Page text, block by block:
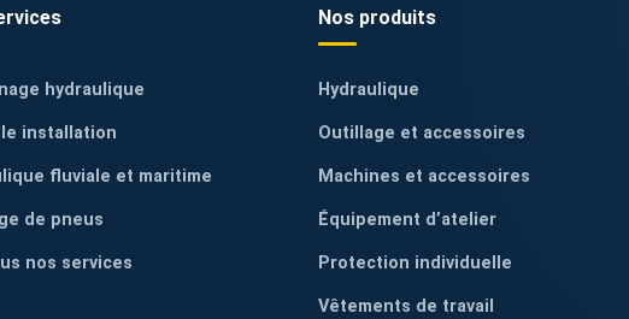
hydraulique
installation
fluviale et maritime
de pneus
nos services
Nos produits
Hydraulique
Outillage et accessoires
Machines et accessoires
Équipement d’atelier
Protection individuelle
Vêtements de travail